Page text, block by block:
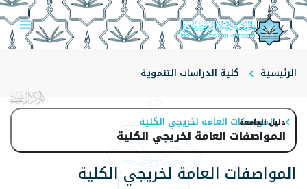
الرئيسية كلية الدراسات التنموية
المواصفات العامة لخريجي الكلية
دليل الجامعة
المواصفات العامة لخريجي الكلية
المواصفات العامة لخريجي الكلية